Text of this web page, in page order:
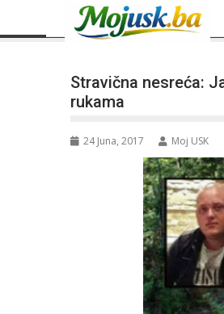
Stravična nesreća:
rukama
24 Juna, 2017 Moj USK